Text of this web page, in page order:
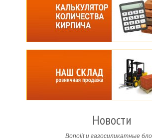
Новости
Bonolit и газосиликатные